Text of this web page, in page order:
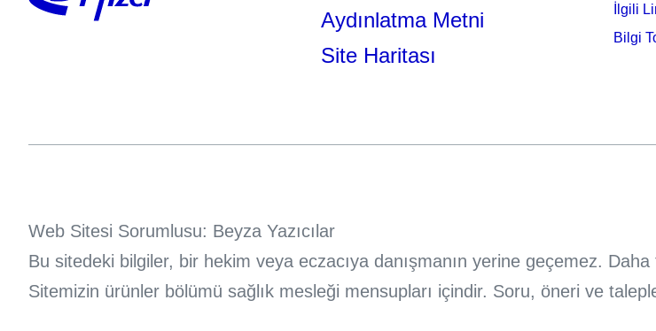
Aydınlatma Metni
Site Haritası
İlgili
Bilgi
Web Sitesi Sorumlusu: Beyza Yazıcılar
Bu sitedeki bilgiler, bir hekim veya eczacıya danışmanın yerine geçemez.
Sitemizin ürünler bölümü sağlık mesleği mensupları içindir. Soru, öneri ve